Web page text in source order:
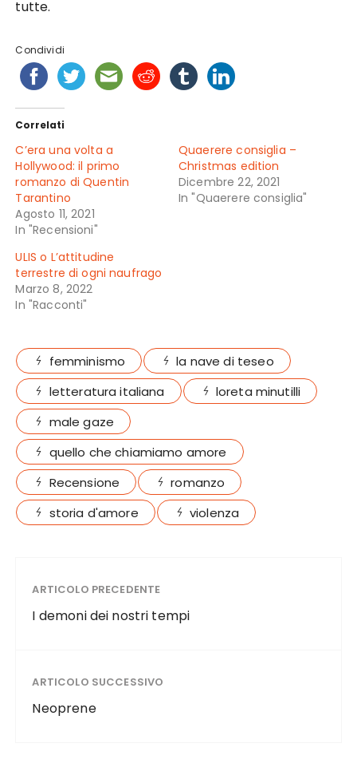
tutte.
Condividi
Correlati
C’era una volta a
Hollywood: il primo
romanzo di Quentin
Tarantino
Agosto 11, 2021
In "Recensioni"
Quaerere consiglia –
Christmas edition
Dicembre 22, 2021
In "Quaerere consiglia"
ULIS o L’attitudine
terrestre di ogni naufrago
Marzo 8, 2022
In "Racconti"
femminismo
la nave di teseo
letteratura italiana
loreta minutilli
male gaze
quello che chiamiamo amore
Recensione
romanzo
storia d'amore
violenza
ARTICOLO PRECEDENTE
I demoni dei nostri tempi
ARTICOLO SUCCESSIVO
Neoprene